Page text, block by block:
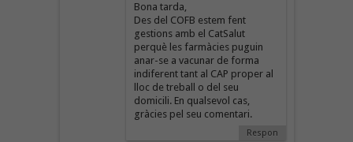
Bona tarda,
Des del COFB estem fent
gestions amb el CatSalut
perquè les farmàcies puguin
anar-se a vacunar de forma
indiferent tant al CAP proper al
lloc de treball o del seu
domicili. En qualsevol cas,
gràcies pel seu comentari.
Respon